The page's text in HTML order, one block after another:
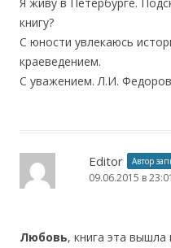
книгу?
С юности увлекаюсь
краеведением.
С уважением. Л.И.
Editor Автор
09.06.2015 в 23:01
Любовь, книга эта вышла